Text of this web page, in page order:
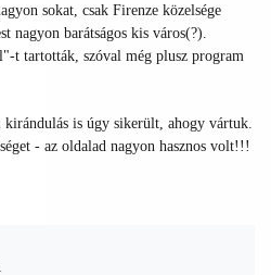
sokat, csak Firenze közelsége
nagyon barátságos kis város(?).
t tartották, szóval még plusz program
is úgy sikerült, ahogy vártuk.
- az oldalad nagyon hasznos volt!!!